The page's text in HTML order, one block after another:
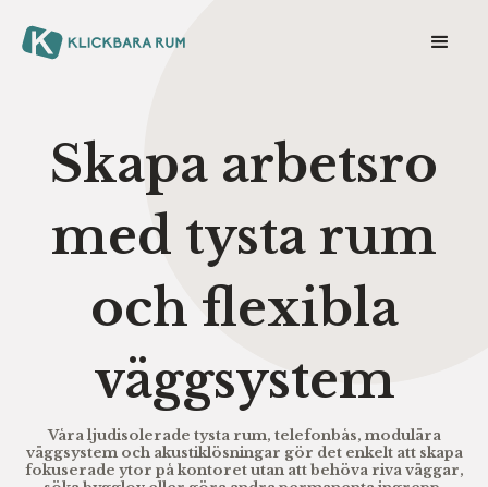
Skapa arbetsro
med tysta rum
och flexibla
väggsystem
Våra ljudisolerade tysta rum, telefonbås, modulära
väggsystem och akustiklösningar gör det enkelt att skapa
fokuserade ytor på kontoret utan att behöva riva väggar,